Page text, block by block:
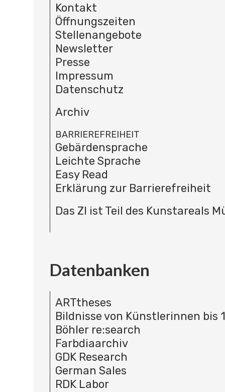
Kontakt
Öffnungszeiten
Stellenangebote
Newsletter
Presse
Impressum
Datenschutz
Archiv
BARRIEREFREIHEIT
Gebärdensprache
Leichte Sprache
Easy Read
Erklärung zur Barrierefreiheit
Das ZI ist Teil des Kunstareals
Datenbanken
ARTtheses
Bildnisse von Künstlerinnen bis
Böhler re:search
Farbdiaarchiv
GDK Research
German Sales
RDK Labor